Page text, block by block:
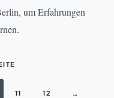
um Erfahrungen
11 12 …